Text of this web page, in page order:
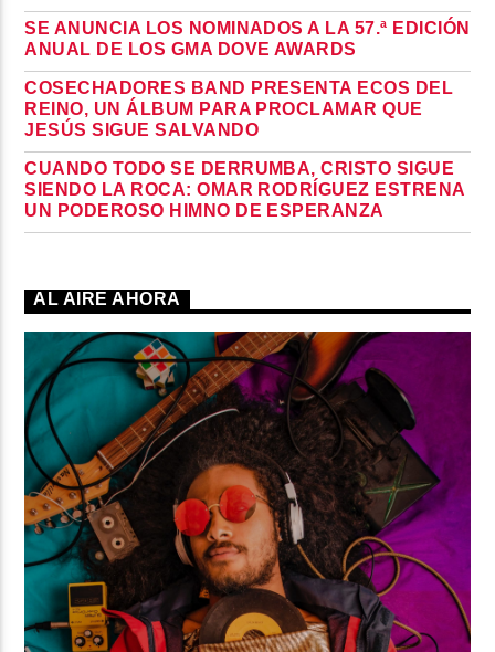
SE ANUNCIA LOS NOMINADOS A LA 57.ª EDICIÓN
ANUAL DE LOS GMA DOVE AWARDS
COSECHADORES BAND PRESENTA ECOS DEL
REINO, UN ÁLBUM PARA PROCLAMAR QUE
JESÚS SIGUE SALVANDO
CUANDO TODO SE DERRUMBA, CRISTO SIGUE
SIENDO LA ROCA: OMAR RODRÍGUEZ ESTRENA
UN PODEROSO HIMNO DE ESPERANZA
AL AIRE AHORA